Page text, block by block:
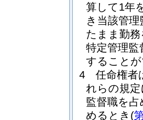
算して1年
き当該管
たまま勤
特定管理
すること
4
任命権者
れらの規
監督職を
めるとき (